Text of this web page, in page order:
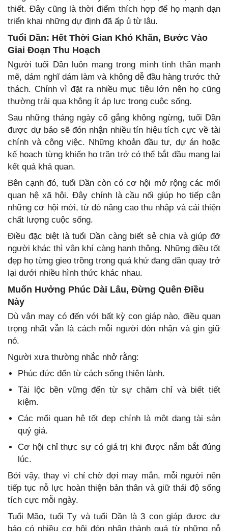
thiết. Đây cũng là thời điểm thích hợp để họ mạnh dạn
triển khai những dự định đã ấp ủ từ lâu.
Tuổi Dần: Hết Thời Gian Khó Khăn, Bước Vào
Giai Đoạn Thu Hoạch
Người tuổi Dần luôn mang trong mình tinh thần mạnh
mẽ, dám nghĩ dám làm và không dễ đầu hàng trước thử
thách. Chính vì đặt ra nhiều mục tiêu lớn nên họ cũng
thường trải qua không ít áp lực trong cuộc sống.
Sau những tháng ngày cố gắng không ngừng, tuổi Dần
được dự báo sẽ đón nhận nhiều tín hiệu tích cực về tài
chính và công việc. Những khoản đầu tư, dự án hoặc
kế hoạch từng khiến họ trăn trở có thể bắt đầu mang lại
kết quả khả quan.
Bên cạnh đó, tuổi Dần còn có cơ hội mở rộng các mối
quan hệ xã hội. Đây chính là cầu nối giúp họ tiếp cận
những cơ hội mới, từ đó nâng cao thu nhập và cải thiện
chất lượng cuộc sống.
Điều đặc biệt là tuổi Dần càng biết sẻ chia và giúp đỡ
người khác thì vận khí càng hanh thông. Những điều tốt
đẹp họ từng gieo trồng trong quá khứ đang dần quay trở
lại dưới nhiều hình thức khác nhau.
Muốn Hưởng Phúc Dài Lâu, Đừng Quên Điều
Này
Dù vận may có đến với bất kỳ con giáp nào, điều quan
trọng nhất vẫn là cách mỗi người đón nhận và gìn giữ
nó.
Người xưa thường nhắc nhở rằng:
Phúc đức đến từ cách sống thiện lành.
Tài lộc bền vững đến từ sự chăm chỉ và biết tiết
kiệm.
Các mối quan hệ tốt đẹp chính là một dạng tài sản
quý giá.
Cơ hội chỉ thực sự có giá trị khi được nắm bắt đúng
lúc.
Bởi vậy, thay vì chỉ chờ đợi may mắn, mỗi người nên
tiếp tục nỗ lực hoàn thiện bản thân và giữ thái độ sống
tích cực mỗi ngày.
Tuổi Mão, tuổi Tỵ và tuổi Dần là 3 con giáp được dự
báo có nhiều cơ hội đón nhận thành quả từ những nỗ